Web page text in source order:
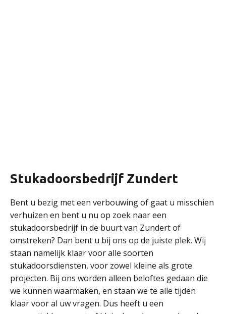
Stukadoorsbedrijf Zundert
Bent u bezig met een verbouwing of gaat u misschien
verhuizen en bent u nu op zoek naar een
stukadoorsbedrijf in de buurt van Zundert of
omstreken? Dan bent u bij ons op de juiste plek. Wij
staan namelijk klaar voor alle soorten
stukadoorsdiensten, voor zowel kleine als grote
projecten. Bij ons worden alleen beloftes gedaan die
we kunnen waarmaken, en staan we te alle tijden
klaar voor al uw vragen. Dus heeft u een